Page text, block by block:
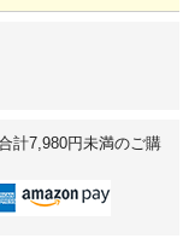
計7,980円未満のご購